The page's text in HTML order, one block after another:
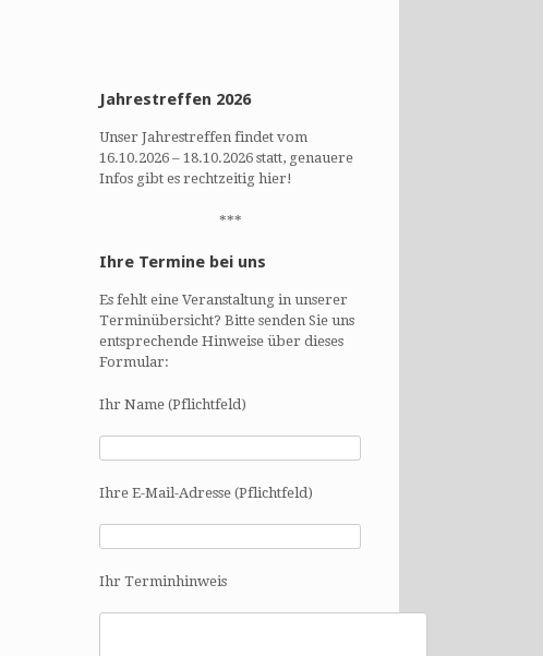
Jahrestreffen 2026
Unser Jahrestreffen findet vom
16.10.2026 – 18.10.2026 statt, genauere
Infos gibt es rechtzeitig hier!
***
Ihre Termine bei uns
Es fehlt eine Veranstaltung in unserer
Terminübersicht? Bitte senden Sie uns
entsprechende Hinweise über dieses
Formular:
Ihr Name (Pflichtfeld)
Ihre E-Mail-Adresse (Pflichtfeld)
Ihr Terminhinweis